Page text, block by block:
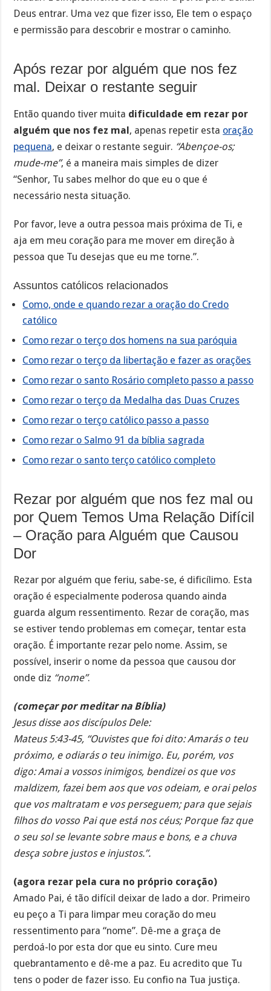
Deus entrar. Uma vez que fizer isso, Ele tem o espaço
e permissão para descobrir e mostrar o caminho.
Após rezar por alguém que nos fez
mal. Deixar o restante seguir
Então quando tiver muita dificuldade em rezar por
alguém que nos fez mal, apenas repetir esta oração
pequena, e deixar o restante seguir. “Abençoe-os;
mude-me”, é a maneira mais simples de dizer
“Senhor, Tu sabes melhor do que eu o que é
necessário nesta situação.
Por favor, leve a outra pessoa mais próxima de Ti, e
aja em meu coração para me mover em direção à
pessoa que Tu desejas que eu me torne.”.
Assuntos católicos relacionados
Como, onde e quando rezar a oração do Credo
católico
Como rezar o terço dos homens na sua paróquia
Como rezar o terço da libertação e fazer as orações
Como rezar o santo Rosário completo passo a passo
Como rezar o terço da Medalha das Duas Cruzes
Como rezar o terço católico passo a passo
Como rezar o Salmo 91 da bíblia sagrada
Como rezar o santo terço católico completo
Rezar por alguém que nos fez mal ou
por Quem Temos Uma Relação Difícil
– Oração para Alguém que Causou
Dor
Rezar por alguém que feriu, sabe-se, é dificílimo. Esta
oração é especialmente poderosa quando ainda
guarda algum ressentimento. Rezar de coração, mas
se estiver tendo problemas em começar, tentar esta
oração. É importante rezar pelo nome. Assim, se
possível, inserir o nome da pessoa que causou dor
onde diz “nome”.
(começar por meditar na Bíblia)
Jesus disse aos discípulos Dele:
Mateus 5:43-45, “Ouvistes que foi dito: Amarás o teu
próximo, e odiarás o teu inimigo. Eu, porém, vos
digo: Amai a vossos inimigos, bendizei os que vos
maldizem, fazei bem aos que vos odeiam, e orai pelos
que vos maltratam e vos perseguem; para que sejais
filhos do vosso Pai que está nos céus; Porque faz que
o seu sol se levante sobre maus e bons, e a chuva
desça sobre justos e injustos.”.
(agora rezar pela cura no próprio coração)
Amado Pai, é tão difícil deixar de lado a dor. Primeiro
eu peço a Ti para limpar meu coração do meu
ressentimento para “nome”. Dê-me a graça de
perdoá-lo por esta dor que eu sinto. Cure meu
quebrantamento e dê-me a paz. Eu acredito que Tu
tens o poder de fazer isso. Eu confio na Tua justiça.